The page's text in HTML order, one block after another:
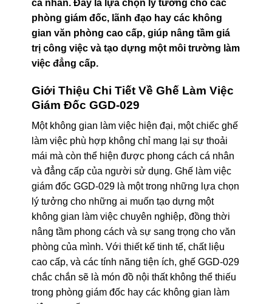
cá nhân. Đây là lựa chọn lý tưởng cho các
phòng giám đốc, lãnh đạo hay các không
gian văn phòng cao cấp, giúp nâng tầm giá
trị công việc và tạo dựng một môi trường làm
việc đẳng cấp.
Giới Thiệu Chi Tiết Về Ghế Làm Việc
Giám Đốc GGD-029
Một không gian làm việc hiện đại, một chiếc ghế
làm việc phù hợp không chỉ mang lại sự thoải
mái mà còn thể hiện được phong cách cá nhân
và đẳng cấp của người sử dụng. Ghế làm việc
giám đốc GGD-029 là một trong những lựa chọn
lý tưởng cho những ai muốn tạo dựng một
không gian làm việc chuyên nghiệp, đồng thời
nâng tầm phong cách và sự sang trọng cho văn
phòng của mình. Với thiết kế tinh tế, chất liệu
cao cấp, và các tính năng tiện ích, ghế GGD-029
chắc chắn sẽ là món đồ nội thất không thể thiếu
trong phòng giám đốc hay các không gian làm